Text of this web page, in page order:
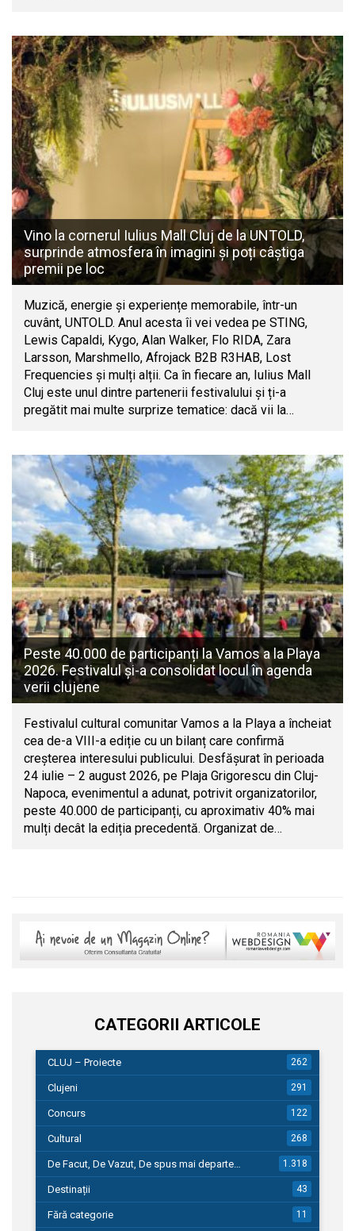
Vino la cornerul Iulius Mall Cluj de la UNTOLD,
surprinde atmosfera în imagini și poți câștiga
premii pe loc
Muzică, energie și experiențe memorabile, într-un
cuvânt, UNTOLD. Anul acesta îi vei vedea pe STING,
Lewis Capaldi, Kygo, Alan Walker, Flo RIDA, Zara
Larsson, Marshmello, Afrojack B2B R3HAB, Lost
Frequencies și mulți alții. Ca în fiecare an, Iulius Mall
Cluj este unul dintre partenerii festivalului și ți-a
pregătit mai multe surprize tematice: dacă vii la…
Peste 40.000 de participanți la Vamos a la Playa
2026. Festivalul și-a consolidat locul în agenda
verii clujene
Festivalul cultural comunitar Vamos a la Playa a încheiat
cea de-a VIII-a ediție cu un bilanț care confirmă
creșterea interesului publicului. Desfășurat în perioada
24 iulie – 2 august 2026, pe Plaja Grigorescu din Cluj-
Napoca, evenimentul a adunat, potrivit organizatorilor,
peste 40.000 de participanți, cu aproximativ 40% mai
mulți decât la ediția precedentă. Organizat de…
CATEGORII ARTICOLE
CLUJ – Proiecte 262
Clujeni 291
Concurs 122
Cultural 268
De Facut, De Vazut, De spus mai departe… 1.318
Destinații 43
Fără categorie 11